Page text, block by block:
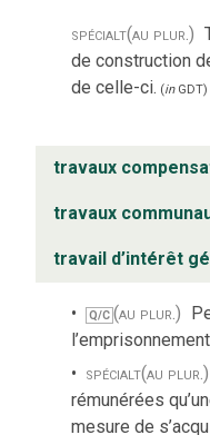
spécialt(au plur.)
de construction
de celle-ci. (inGDT)
travaux
travaux
travail d’intérêt
Q/C (au plur.)
spécialt(au plur.)
rémunérées
mesure de